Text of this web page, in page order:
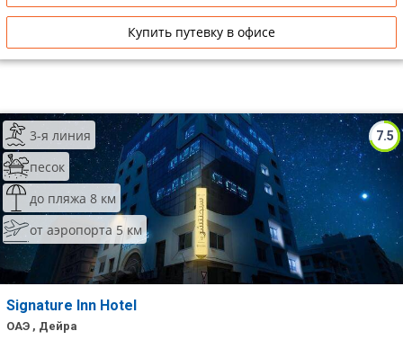
Купить путевку в офисе
7.5
3-я линия
песок
до пляжа 8 км
от аэропорта 5 км
Signature Inn Hotel
ОАЭ , Дейра